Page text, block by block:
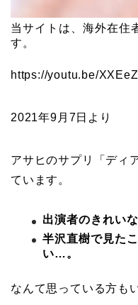
当サイトは、海外在住
す。
https://youtu.be/
2021年9月7日より
アサヒのサプリ「ディ
ています。
出演者のきれい
半沢直樹で見た
い…。
なんて思っている方も